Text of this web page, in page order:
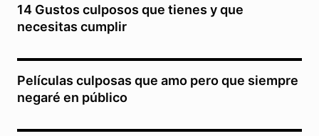
14 Gustos culposos que tienes y que
necesitas cumplir
Películas culposas que amo pero que siempre
negaré en público